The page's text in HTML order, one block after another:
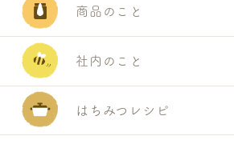
商品のこと
社内のこと
はちみつレシピ